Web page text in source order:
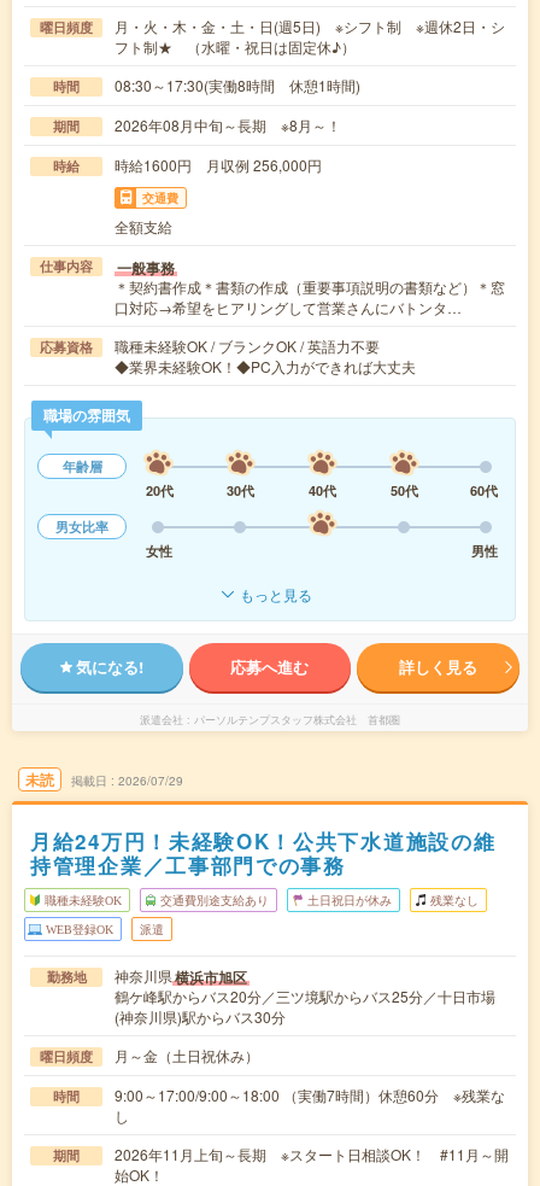
曜日頻度
月・火・木・金・土・日(週5日) ※シフト制 ※週休2日・シ
フト制★ （水曜・祝日は固定休♪）
時間 08:30～17:30(実働8時間 休憩1時間)
期間 2026年08月中旬～長期 ※8月～！
時給 時給1600円 月収例 256,000円
交通費
全額支給
仕事内容 一般事務
＊契約書作成＊書類の作成（重要事項説明の書類など）＊窓
口対応→希望をヒアリングして営業さんにバトンタ…
応募資格
職種未経験OK / ブランクOK / 英語力不要
◆業界未経験OK！◆PC入力ができれば大丈夫
職場の雰囲気
年齢層
20代
30代 40代 50代
60代
男女比率
女性
男性
もっと見る
気になる! 応募へ進む 詳しく見る
派遣会社 パーソルテンプスタッフ株式会社 首都圏
未読 掲載日 2026/07/29
月給24万円！未経験OK！公共下水道施設の維
持管理企業／工事部門での事務
職種未経験OK 交通費別途支給あり 土日祝日が休み 残業なし
WEB登録OK 派遣
勤務地 神奈川県横浜市旭区
鶴ケ峰駅からバス20分／三ツ境駅からバス25分／十日市場
(神奈川県)駅からバス30分
曜日頻度 月～金（土日祝休み）
時間
9:00～17:00/9:00～18:00 （実働7時間）休憩60分 ※残業な
し
期間
2026年11月上旬～長期 ※スタート日相談OK！ #11月～開
始OK！